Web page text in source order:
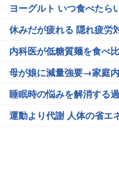
ヨーグルト いつ食べたら
休みだが疲れる 隠れ疲労
内科医が低糖質麺を食べ
母が娘に減量強要→家庭
睡眠時の悩みを解消する
運動より代謝 人体の省エ